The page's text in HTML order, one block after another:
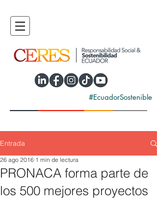
#EcuadorSostenible
Entrada
PRONACA forma parte de
los 500 mejores proyectos
26 ago 2016 1 min de lectura